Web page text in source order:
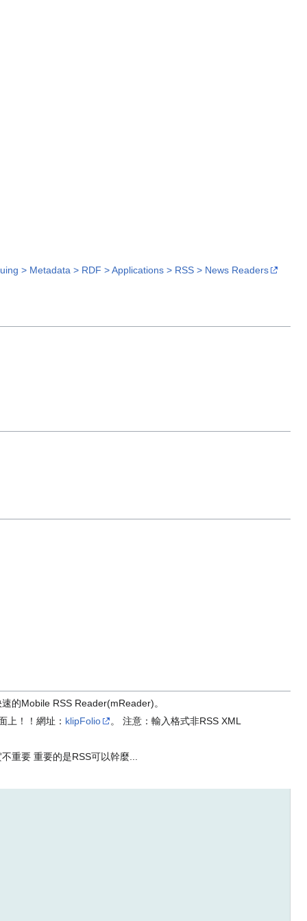
> Metadata > RDF > Applications > RSS > News Readers
的Mobile RSS Reader(mReader)。
上！！網址： klipFolio 。 注意：輸入格式非RSS XML
重要 重要的是RSS可以幹麼...